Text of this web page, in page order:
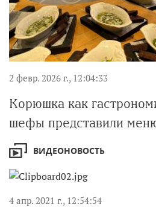
2 февр. 2026 г., 12:04:33
Корюшка как
шефы представили
ВИДЕОНОВОСТЬ
4 апр. 2021 г., 12:54:54